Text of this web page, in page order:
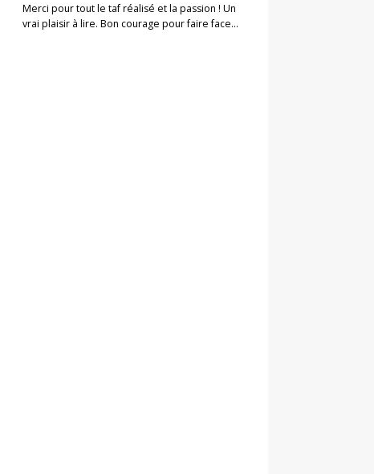
Merci pour tout le taf réalisé et la passion ! Un
vrai plaisir à lire. Bon courage pour faire face…